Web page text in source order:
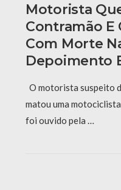
Motorista
Contramão E
Com Morte
Depoimento
O motorista suspeito
matou uma
foi ouvido pela …